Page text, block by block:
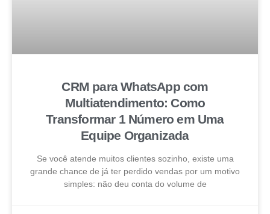
CRM para WhatsApp com
Multiatendimento: Como
Transformar 1 Número em Uma
Equipe Organizada
Se você atende muitos clientes sozinho, existe uma
grande chance de já ter perdido vendas por um motivo
simples: não deu conta do volume de